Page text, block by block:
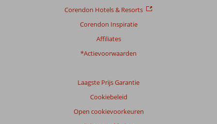
Corendon Hotels & Resorts
Corendon Inspiratie
Affiliates
*Actievoorwaarden
Laagste Prijs Garantie
Cookiebeleid
Open cookievoorkeuren